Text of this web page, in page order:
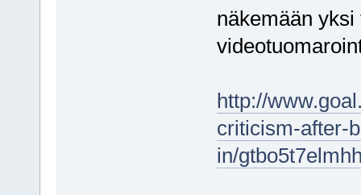
näkemään
http://
criticism-after-
in/